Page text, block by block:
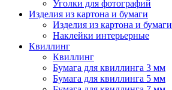
Уголки для фотографий
Изделия из картона и бумаги
Изделия из картона и бумаги
Наклейки интерьерные
Квиллинг
Квиллинг
Бумага для квиллинга 3 мм
Бумага для квиллинга 5 мм